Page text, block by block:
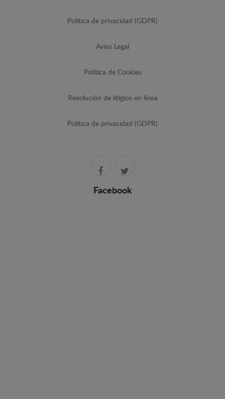
Política de privacidad (GDPR)
Aviso Legal
Política de Cookies
Resolución de litigios en línea
Política de privacidad (GDPR)
Facebook